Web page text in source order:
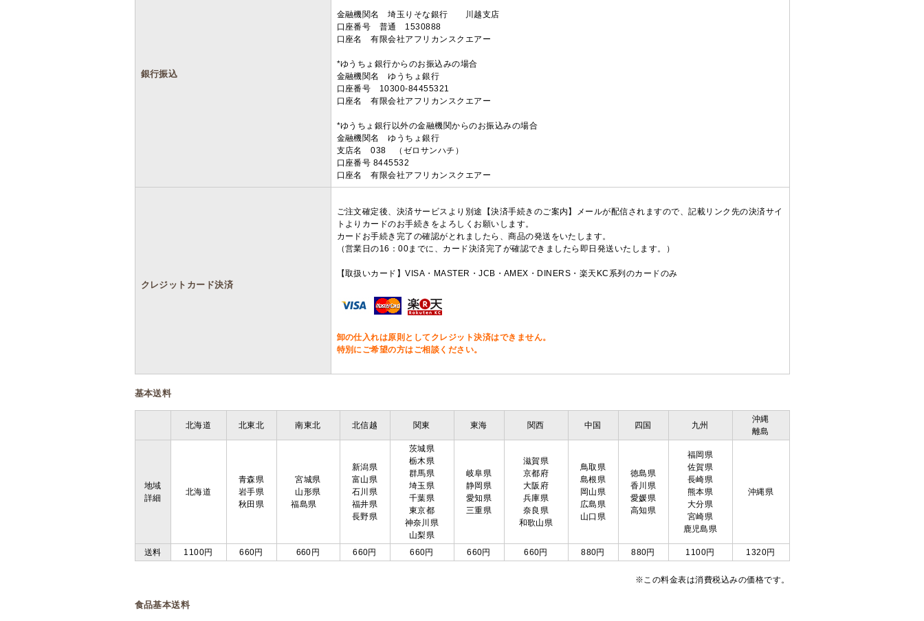
銀行振込
金融機関名 埼玉りそな銀行 川越支店
口座番号 普通 1530888
口座名 有限会社アフリカンスクエアー
*ゆうちょ銀行からのお振込みの場合
金融機関名 ゆうちょ銀行
口座番号 10300-84455321
口座名 有限会社アフリカンスクエアー
*ゆうちょ銀行以外の金融機関からのお振込みの場合
金融機関名 ゆうちょ銀行
支店名 038 （ゼロサンハチ）
口座番号 8445532
口座名 有限会社アフリカンスクエアー
クレジットカード決済
ご注文確定後、決済サービスより別途【決済手続きのご案内】メールが配信されますので、記載リンク先の決済サイ
トよりカードのお手続きをよろしくお願いします。
カードお手続き完了の確認がとれましたら、商品の発送をいたします。
（営業日の16：00までに、カード決済完了が確認できましたら即日発送いたします。）
【取扱いカード】VISA・MASTER・JCB・AMEX・DINERS・楽天KC系列のカードのみ
卸の仕入れは原則としてクレジット決済はできません。
特別にご希望の方はご相談ください。
基本送料
北海道 北東北 南東北 北信越 関東 東海 関西 中国 四国 九州
沖縄
離島
地域
詳細
北海道
青森県
岩手県
秋田県
宮城県
山形県
福島県
新潟県
富山県
石川県
福井県
長野県
茨城県
栃木県
群馬県
埼玉県
千葉県
東京都
神奈川県
山梨県
岐阜県
静岡県
愛知県
三重県
滋賀県
京都府
大阪府
兵庫県
奈良県
和歌山県
鳥取県
島根県
岡山県
広島県
山口県
徳島県
香川県
愛媛県
高知県
福岡県
佐賀県
長崎県
熊本県
大分県
宮崎県
鹿児島県
沖縄県
送料 1100円 660円 660円 660円 660円 660円 660円 880円 880円 1100円 1320円
※この料金表は消費税込みの価格です。
食品基本送料